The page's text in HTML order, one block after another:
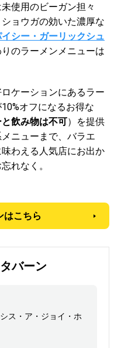
使用のビーガン担々
ョウガの効いた濃厚な
イシー・ガーリックシュ
のラーメンメニューは
ケーションにあるラー
オフになるお得な
飲み物は不可）を提供
ニューまで、バラエ
わえる人気店にお出か
れなく。
はこちら
バーン
ス・ア・ジョイ・ホ